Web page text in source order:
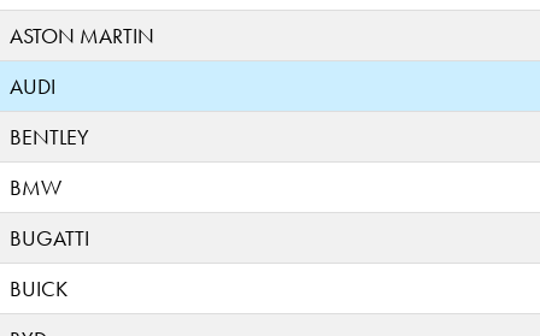
ASTON MARTIN
AUDI
BENTLEY
BMW
BUGATTI
BUICK